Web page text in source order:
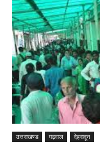
उत्तराखण्ड गढ़वाल देहरादून